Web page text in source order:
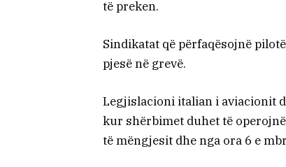
të preken.
Sindikatat që përfaqësojnë
pjesë në grevë.
Legjislacioni italian i aviacionit
kur shërbimet duhet të
të mëngjesit dhe nga ora 6 e